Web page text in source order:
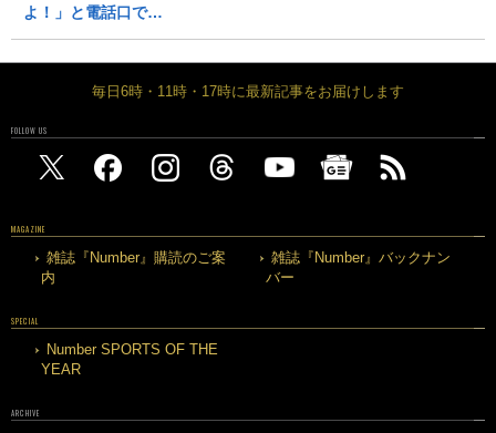
よ！」と電話口で…
毎日6時・11時・17時に最新記事をお届けします
FOLLOW US
MAGAZINE
雑誌『Number』購読のご案
内
雑誌『Number』バックナン
バー
SPECIAL
Number SPORTS OF THE
YEAR
ARCHIVE